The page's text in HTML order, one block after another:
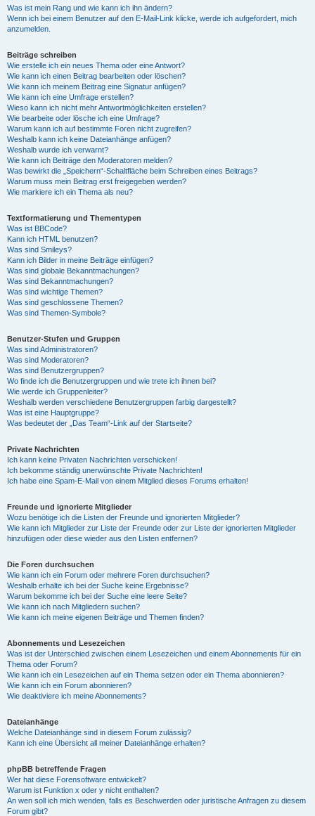
Was ist mein Rang und wie kann ich ihn ändern?
Wenn ich bei einem Benutzer auf den E-Mail-Link klicke, werde ich aufgefordert, mich
anzumelden.
Beiträge schreiben
Wie erstelle ich ein neues Thema oder eine Antwort?
Wie kann ich einen Beitrag bearbeiten oder löschen?
Wie kann ich meinem Beitrag eine Signatur anfügen?
Wie kann ich eine Umfrage erstellen?
Wieso kann ich nicht mehr Antwortmöglichkeiten erstellen?
Wie bearbeite oder lösche ich eine Umfrage?
Warum kann ich auf bestimmte Foren nicht zugreifen?
Weshalb kann ich keine Dateianhänge anfügen?
Weshalb wurde ich verwarnt?
Wie kann ich Beiträge den Moderatoren melden?
Was bewirkt die „Speichern“-Schaltfläche beim Schreiben eines Beitrags?
Warum muss mein Beitrag erst freigegeben werden?
Wie markiere ich ein Thema als neu?
Textformatierung und Thementypen
Was ist BBCode?
Kann ich HTML benutzen?
Was sind Smileys?
Kann ich Bilder in meine Beiträge einfügen?
Was sind globale Bekanntmachungen?
Was sind Bekanntmachungen?
Was sind wichtige Themen?
Was sind geschlossene Themen?
Was sind Themen-Symbole?
Benutzer-Stufen und Gruppen
Was sind Administratoren?
Was sind Moderatoren?
Was sind Benutzergruppen?
Wo finde ich die Benutzergruppen und wie trete ich ihnen bei?
Wie werde ich Gruppenleiter?
Weshalb werden verschiedene Benutzergruppen farbig dargestellt?
Was ist eine Hauptgruppe?
Was bedeutet der „Das Team“-Link auf der Startseite?
Private Nachrichten
Ich kann keine Privaten Nachrichten verschicken!
Ich bekomme ständig unerwünschte Private Nachrichten!
Ich habe eine Spam-E-Mail von einem Mitglied dieses Forums erhalten!
Freunde und ignorierte Mitglieder
Wozu benötige ich die Listen der Freunde und ignorierten Mitglieder?
Wie kann ich Mitglieder zur Liste der Freunde oder zur Liste der ignorierten Mitglieder
hinzufügen oder diese wieder aus den Listen entfernen?
Die Foren durchsuchen
Wie kann ich ein Forum oder mehrere Foren durchsuchen?
Weshalb erhalte ich bei der Suche keine Ergebnisse?
Warum bekomme ich bei der Suche eine leere Seite?
Wie kann ich nach Mitgliedern suchen?
Wie kann ich meine eigenen Beiträge und Themen finden?
Abonnements und Lesezeichen
Was ist der Unterschied zwischen einem Lesezeichen und einem Abonnements für ein
Thema oder Forum?
Wie kann ich ein Lesezeichen auf ein Thema setzen oder ein Thema abonnieren?
Wie kann ich ein Forum abonnieren?
Wie deaktiviere ich meine Abonnements?
Dateianhänge
Welche Dateianhänge sind in diesem Forum zulässig?
Kann ich eine Übersicht all meiner Dateianhänge erhalten?
phpBB betreffende Fragen
Wer hat diese Forensoftware entwickelt?
Warum ist Funktion x oder y nicht enthalten?
An wen soll ich mich wenden, falls es Beschwerden oder juristische Anfragen zu diesem
Forum gibt?